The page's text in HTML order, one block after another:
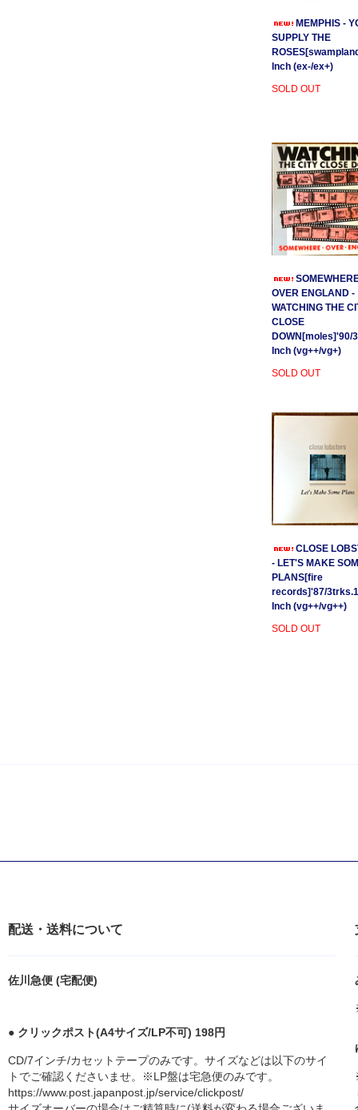
MEMPHIS -
SUPPLY THE
Inch (ex-/ex+)
SOLD OUT
OVER ENGLAND -
WATCHING THE
CLOSE
DOWN[moles]'90/
Inch (vg++/vg+)
SOLD OUT
CLOSE
- LET'S MAKE
PLANS[fire
records]'87/
Inch (vg++/vg++)
SOLD OUT
配送・送料について
佐川急便 (宅配便)
● クリックポスト(A4サイズ/LP不可) 198円
CD/7インチ/カセットテープのみです。サイズなどは以下のサイ
トでご確認くださいませ。※LP盤は宅急便のみです。
https://www.post.japanpost.jp/service/clickpost/